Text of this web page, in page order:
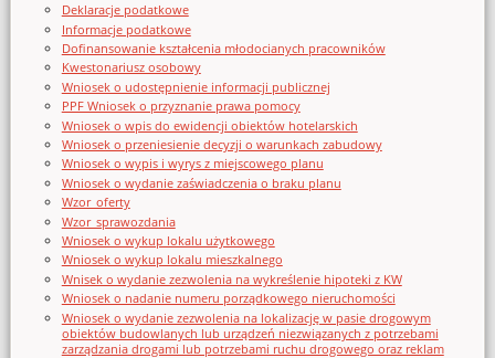
Deklaracje podatkowe
Informacje podatkowe
Dofinansowanie kształcenia młodocianych pracowników
Kwestonariusz osobowy
Wniosek o udostępnienie informacji publicznej
PPF Wniosek o przyznanie prawa pomocy
Wniosek o wpis do ewidencji obiektów hotelarskich
Wniosek o przeniesienie decyzji o warunkach zabudowy
Wniosek o wypis i wyrys z miejscowego planu
Wniosek o wydanie zaświadczenia o braku planu
Wzor_oferty
Wzor_sprawozdania
Wniosek o wykup lokalu użytkowego
Wniosek o wykup lokalu mieszkalnego
Wnisek o wydanie zezwolenia na wykreślenie hipoteki z KW
Wniosek o nadanie numeru porządkowego nieruchomości
Wniosek o wydanie zezwolenia na lokalizację w pasie drogowym
obiektów budowlanych lub urządzeń niezwiązanych z potrzebami
zarządzania drogami lub potrzebami ruchu drogowego oraz reklam